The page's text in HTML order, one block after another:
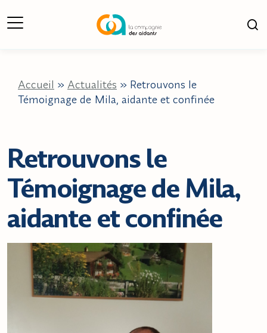
Ouverture du Menu
Accueil » Actualités » Retrouvons le
Témoignage de Mila, aidante et confinée
Retrouvons le
Témoignage de Mila,
aidante et confinée